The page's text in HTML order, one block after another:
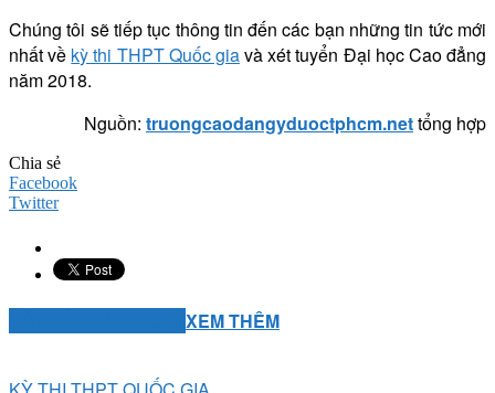
Chúng tôi sẽ tiếp tục thông tin đến các bạn những tin tức mới
nhất về kỳ thi THPT Quốc giavà xét tuyển Đại học Cao đẳng
năm 2018.
Nguồn: truongcaodangyduoctphcm.nettổng hợp
Chia sẻ
Facebook
Twitter
XEM THÊM